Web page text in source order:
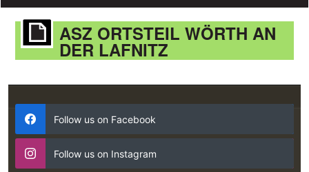
ASZ ORTSTEIL WÖRTH AN
DER LAFNITZ
Follow us on Facebook
Follow us on Instagram